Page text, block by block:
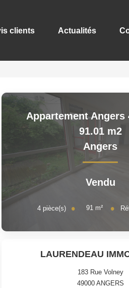
clients Actualités
Appartement Angers
91.01 m2
Angers
Vendu
4 pièce(s) 91 m²
LAURENDEAU
183 Rue Volney
49000 ANGERS